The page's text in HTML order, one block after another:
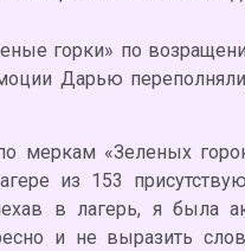
горки» по
Дарью
меркам «Зеленых
из 153
в лагерь, я была
и не выразить